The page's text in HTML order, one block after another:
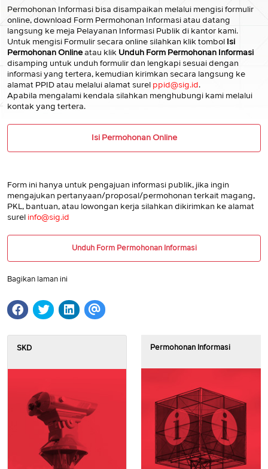
Permohonan Informasi bisa disampaikan melalui mengisi formulir
online, download Form Permohonan Informasi atau datang
langsung ke meja Pelayanan Informasi Publik di kantor kami.
Untuk mengisi Formulir secara online silahkan klik tombol Isi
Permohonan Online atau klik Unduh Form Permohonan Informasi
disamping untuk unduh formulir dan lengkapi sesuai dengan
informasi yang tertera, kemudian kirimkan secara langsung ke
alamat PPID atau melalui alamat surel ppid@sig.id.
Apabila mengalami kendala silahkan menghubungi kami melalui
kontak yang tertera.
Isi Permohonan Online
Form ini hanya untuk pengajuan informasi publik, jika ingin
mengajukan pertanyaan/proposal/permohonan terkait magang,
PKL, bantuan, atau lowongan kerja silahkan dikirimkan ke alamat
surel info@sig.id
Unduh Form Permohonan Informasi
Bagikan laman ini
SKD Permohonan Informasi